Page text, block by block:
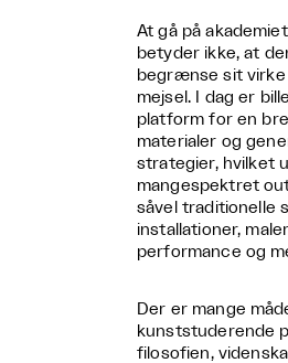
At gå på
betyder ikke, at
begrænse sit virke
mejsel. I dag er
platform for en
materialer og
strategier, hvilket
mangespektret
såvel traditionelle
installationer,
performance og
Der er mange
kunststuderende
filosofien,